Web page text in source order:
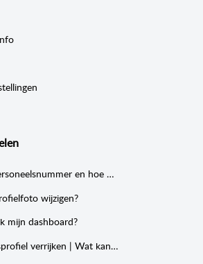
Wat is een personeelsnummer en hoe pas ik deze aan?
wijzigen?
mijn dashboard?
Medewerkersprofiel verrijken | Wat kan ik hier allemaal kwijt?